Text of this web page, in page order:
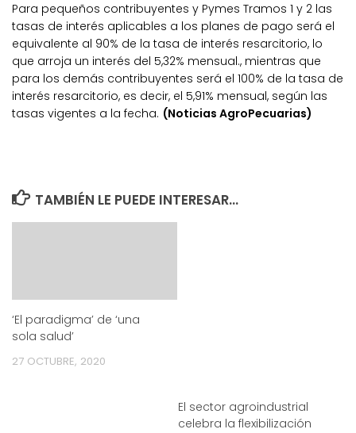
Para pequeños contribuyentes y Pymes Tramos 1 y 2 las
tasas de interés aplicables a los planes de pago será el
equivalente al 90% de la tasa de interés resarcitorio, lo
que arroja un interés del 5,32% mensual., mientras que
para los demás contribuyentes será el 100% de la tasa de
interés resarcitorio, es decir, el 5,91% mensual, según las
tasas vigentes a la fecha. (Noticias AgroPecuarias)
TAMBIÉN LE PUEDE INTERESAR...
‘El paradigma’ de ‘una
sola salud’
27 OCTUBRE, 2020
El sector agroindustrial
celebra la flexibilización